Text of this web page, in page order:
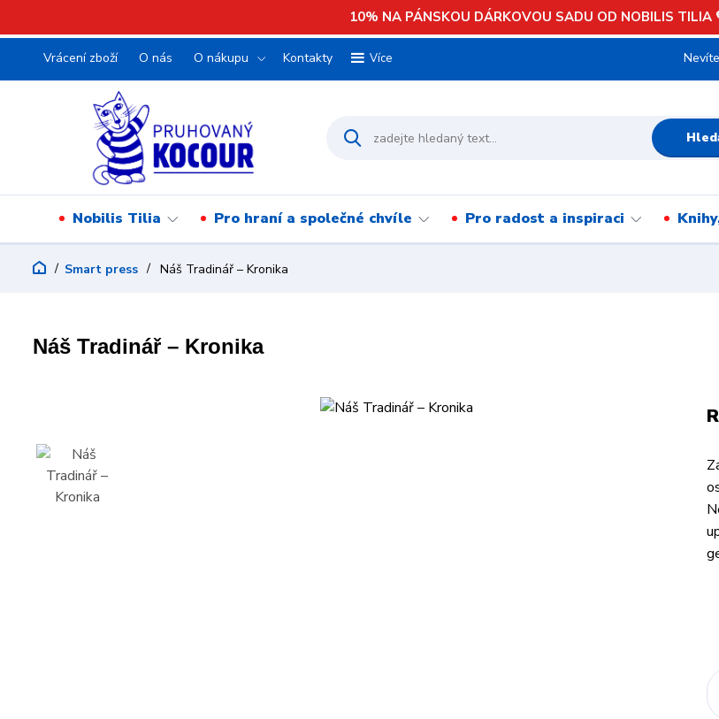
10% NA PÁNSKOU DÁRKOVOU SADU OD NOBILIS TILIA
Vrácení zboží O nás O nákupu Kontakty Více
Nobilis Tilia Pro hraní a společné chvíle Pro radost a inspiraci
Smart press Náš Tradinář – Kronika
Náš Tradinář – Kronika